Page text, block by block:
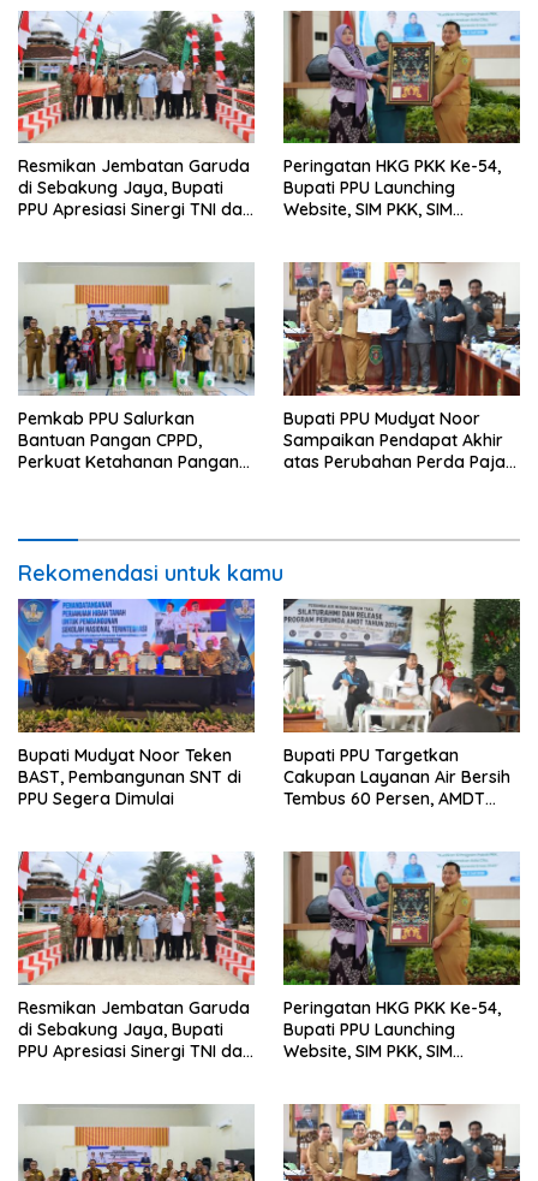
Resmikan Jembatan Garuda
di Sebakung Jaya, Bupati
PPU Apresiasi Sinergi TNI dan
Peringatan HKG PKK Ke-54,
Bupati PPU Launching
Website, SIM PKK, SIM
Pemkab PPU Salurkan
Bantuan Pangan CPPD,
Perkuat Ketahanan Pangan
Bupati PPU Mudyat Noor
Sampaikan Pendapat Akhir
atas Perubahan Perda Pajak
Rekomendasi untuk kamu
Bupati Mudyat Noor Teken
BAST, Pembangunan SNT di
PPU Segera Dimulai
Bupati PPU Targetkan
Cakupan Layanan Air Bersih
Tembus 60 Persen, AMDT
Resmikan Jembatan Garuda
di Sebakung Jaya, Bupati
PPU Apresiasi Sinergi TNI dan
Peringatan HKG PKK Ke-54,
Bupati PPU Launching
Website, SIM PKK, SIM